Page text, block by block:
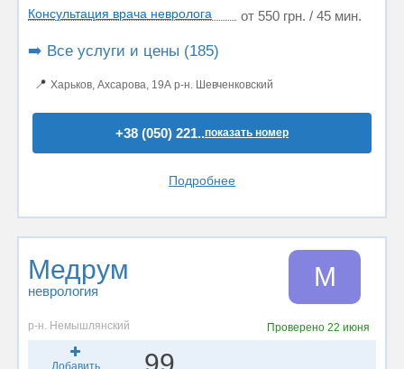
Консультация врача невролога от 550 грн. / 45 мин.
➡️ Все услуги и цены (185)
📍 Харьков, Ахсарова, 19А р-н. Шевченковский
+38 (050) 221..показать номер
Подробнее
Медрум
неврология М
р-н. Немышлянский Проверено 22 июня
Добавить